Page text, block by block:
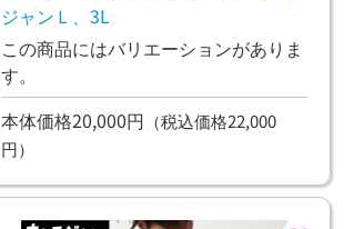
ジャンＬ、3L
この商品にはバリエーションがありま
す。
本体価格20,000円 （税込価格22,000
円）